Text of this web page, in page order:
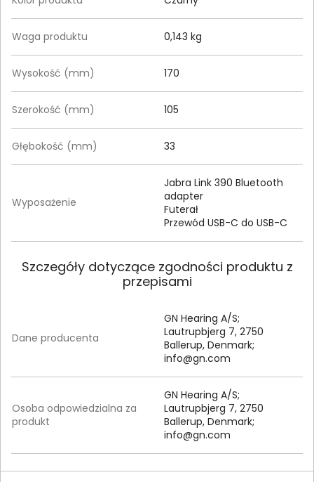
Waga produktu 0,143 kg
Wysokość (mm) 170
Szerokość (mm) 105
Głębokość (mm) 33
Wyposażenie
Jabra Link 390 Bluetooth
adapter
Futerał
Przewód USB-C do USB-C
Szczegóły dotyczące zgodności produktu z
przepisami
Dane producenta
GN Hearing A/S;
Lautrupbjerg 7, 2750
Ballerup, Denmark;
info@gn.com
Osoba odpowiedzialna za
produkt
GN Hearing A/S;
Lautrupbjerg 7, 2750
Ballerup, Denmark;
info@gn.com